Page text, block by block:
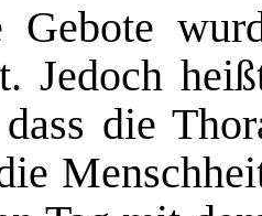
Gebote
Jedoch
die